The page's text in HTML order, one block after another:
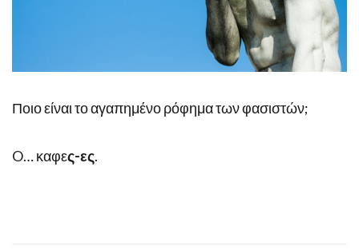
Ποιο είναι το αγαπημένο ρόφημα των φασιστών;
O… καφες-ες.